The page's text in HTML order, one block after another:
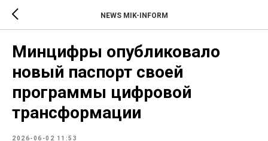
NEWS MIK-INFORM
Минцифры опубликовало
новый паспорт своей
программы цифровой
трансформации
2026-06-02 11:53